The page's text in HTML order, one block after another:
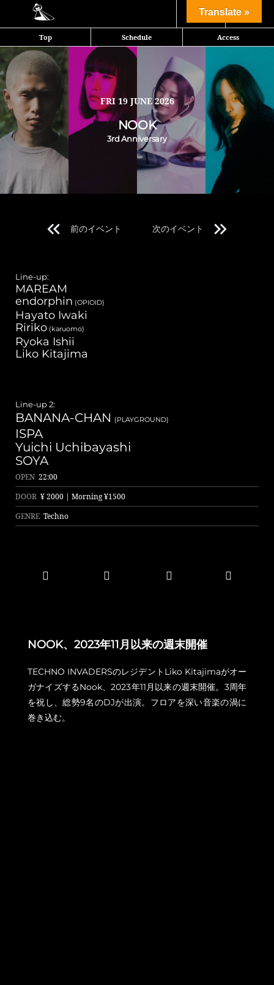
Top Schedule Access
Share
FRI 19 JUNE 2026
NOOK
3rd Anniversary
NOOK、2023年11月以来の週末開催
TECHNO INVADERSのレジデントLiko Kitajimaがオーガナイズする
Nook、2023年11月以来の週末開催。3周年を祝し、総勢9名のDJが出
演。フロアを深い音楽の渦に巻き込む。
前のイベント 次のイベント
Line-up:
MAREAM
endorphin (OPIOID)
Hayato Iwaki
Ririko (karuomo)
Ryoka Ishii
Liko Kitajima
Line-up 2:
BANANA-CHAN (PLAYGROUND)
ISPA
Yuichi Uchibayashi
SOYA
OPEN 22:00
DOOR ¥ 2000 | Morning ¥1500
GENRE Techno
NOOK、2023年11月以来の週末開催
TECHNO INVADERSのレジデントLiko Kitajimaがオー
ガナイズするNook、2023年11月以来の週末開催。3周年
を祝し、総勢9名のDJが出演。フロアを深い音楽の渦に
巻き込む。
Translate »